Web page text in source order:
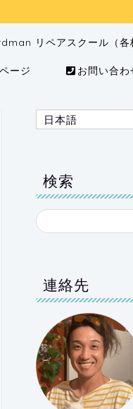
リペアスクール（各
ージ お問い合わ
日本語
検索
連絡先